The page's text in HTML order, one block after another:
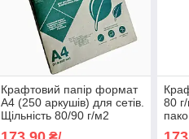
Крафтовий папір формат
А4 (250 аркушів) для сетів.
Щільність 80/90 г/м2
80